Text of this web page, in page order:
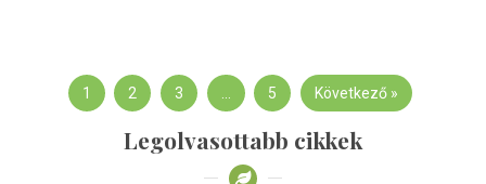
1 2 3 … 5 Következő »
Legolvasottabb cikkek